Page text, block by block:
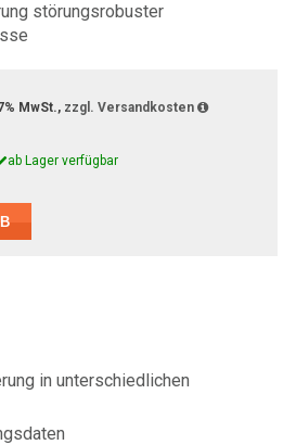
störungsrobuster
MwSt., zzgl. Versandkosten
ab Lager verfügbar
in unterschiedlichen